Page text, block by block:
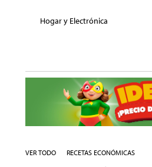
Hogar y Electrónica
VER TODO
RECETAS ECONÓMICAS